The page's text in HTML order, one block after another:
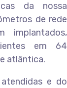
da nossa
de rede
implantados,
em 64
atlântica.
e do